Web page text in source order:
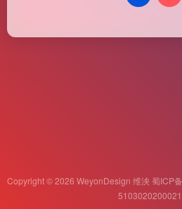
Copyright © 2026 WeyonDesign 维泱蜀ICP